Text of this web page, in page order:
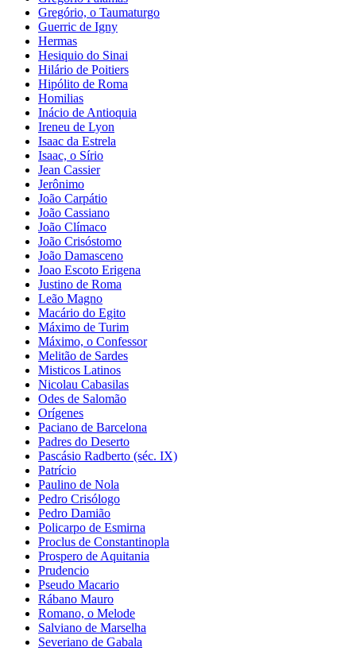
Gregório, o Taumaturgo
Guerric de Igny
Hermas
Hesiquio do Sinai
Hilário de Poitiers
Hipólito de Roma
Homilias
Inácio de Antioquia
Ireneu de Lyon
Isaac da Estrela
Isaac, o Sírio
Jean Cassier
Jerônimo
João Carpátio
João Cassiano
João Clímaco
João Crisóstomo
João Damasceno
Joao Escoto Erigena
Justino de Roma
Leão Magno
Macário do Egito
Máximo de Turim
Máximo, o Confessor
Melitão de Sardes
Misticos Latinos
Nicolau Cabasilas
Odes de Salomão
Orígenes
Paciano de Barcelona
Padres do Deserto
Pascásio Radberto (séc. IX)
Patrício
Paulino de Nola
Pedro Crisólogo
Pedro Damião
Policarpo de Esmirna
Proclus de Constantinopla
Prospero de Aquitania
Prudencio
Pseudo Macario
Rábano Mauro
Romano, o Melode
Salviano de Marselha
Severiano de Gabala